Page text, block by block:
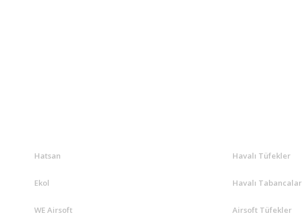
Hatsan
Ekol
WE Airsoft
Havalı Tüfekler
Havalı Tabancalar
Airsoft Tüfekler